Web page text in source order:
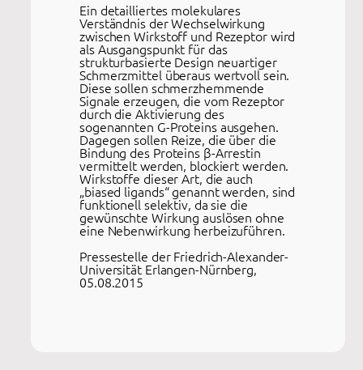
Ein detailliertes molekulares
Verständnis der Wechselwirkung
zwischen Wirkstoff und Rezeptor wird
als Ausgangspunkt für das
strukturbasierte Design neuartiger
Schmerzmittel überaus wertvoll sein.
Diese sollen schmerzhemmende
Signale erzeugen, die vom Rezeptor
durch die Aktivierung des
sogenannten G-Proteins ausgehen.
Dagegen sollen Reize, die über die
Bindung des Proteins β-Arrestin
vermittelt werden, blockiert werden.
Wirkstoffe dieser Art, die auch
„biased ligands“ genannt werden, sind
funktionell selektiv, da sie die
gewünschte Wirkung auslösen ohne
eine Nebenwirkung herbeizuführen.
Pressestelle der Friedrich-Alexander-
Universität Erlangen-Nürnberg,
05.08.2015